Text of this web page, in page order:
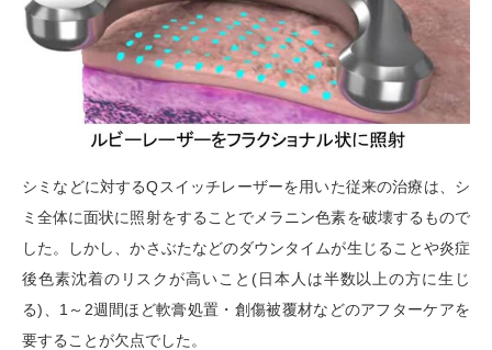
シミなどに対するQスイッチレーザーを用いた従来の治療は、シ
ミ全体に面状に照射をすることでメラニン色素を破壊するもので
した。しかし、かさぶたなどのダウンタイムが生じることや炎症
後色素沈着のリスクが高いこと (日本人は半数以上の方に生じ
る) 1 ～ 2週間ほど軟膏処置・創傷被覆材などのアフターケアを
要することが欠点でした。